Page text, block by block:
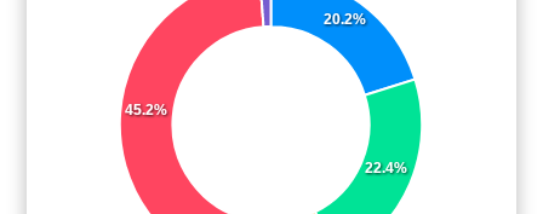
20.2%
22.4%
45.2%